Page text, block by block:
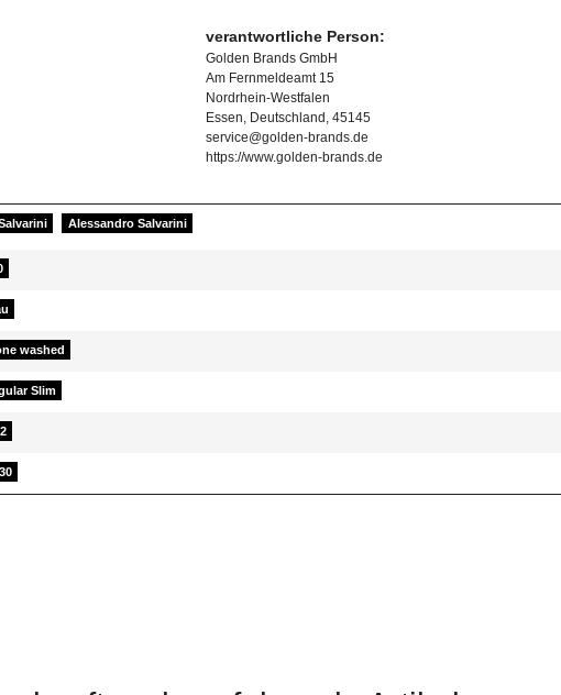
verantwortliche Person:
Golden Brands GmbH
Am Fernmeldeamt 15
Nordrhein-Westfalen
Essen, Deutschland, 45145
service@golden-brands.de
https://www.golden-brands.de
Alessandro Salvarini
washed
Slim